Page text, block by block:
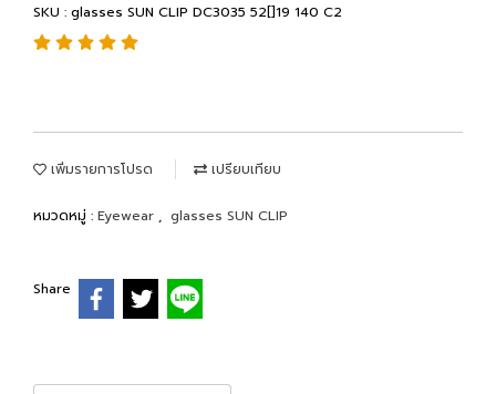
SKU : glasses SUN CLIP DC3035 52[]19 140 C2
เพิ่มรายการโปรด เปรียบเทียบ
หมวดหมู่ : Eyewear , glasses SUN CLIP
Share